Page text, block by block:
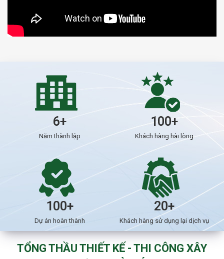
6+
Năm thành lập
100+
Khách hàng hài lòng
100+
Dự án hoàn thành
20+
Khách hàng sử dụng lại dịch vụ
TỔNG THẦU THIẾT KẾ - THI CÔNG XÂY